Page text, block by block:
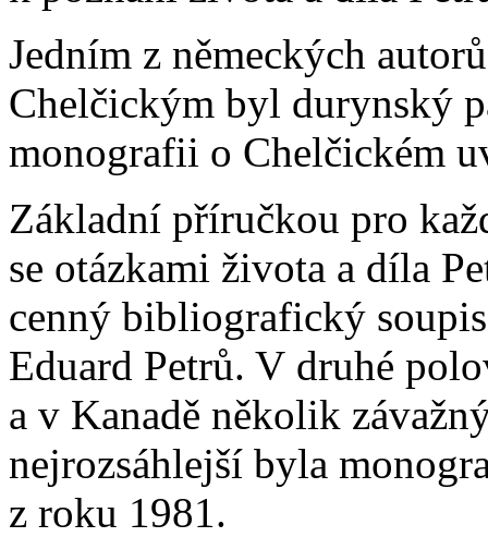
Jedním z německých
Chelčickým byl durynský
monografii o Chelčickém
Základní příručkou pro
se otázkami života a díla
cenný bibliografický
Eduard Petrů. V druhé
a v Kanadě několik
nejrozsáhlejší byla
z roku 1981.